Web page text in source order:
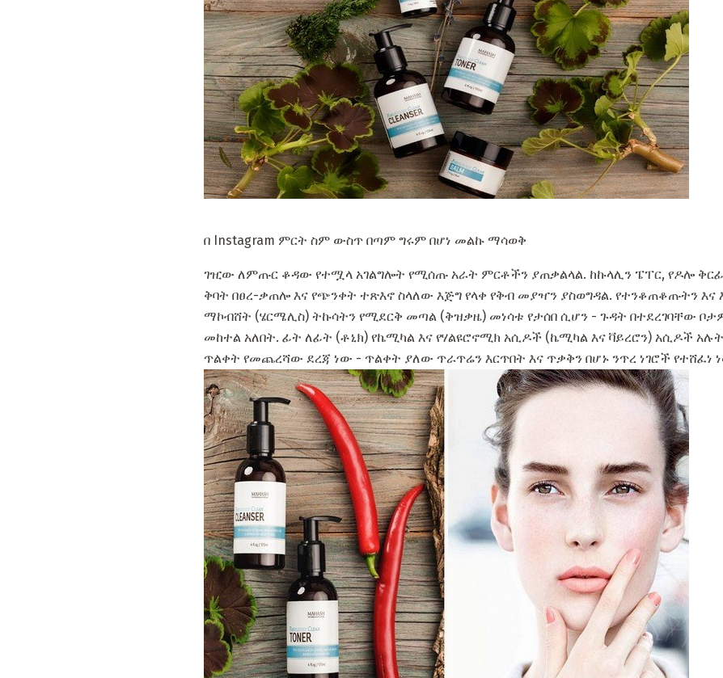
በ Instagram ምርት ስም ውስጥ በጣም ግሩም በሆነ መልኩ ማሳወቅ
ገዢው ለምጡር ቆዳው የተሟላ አገልግሎት የሚሰጡ አራት ምርቶችን ያጠቃልላል. ከኩላሊን ፔፐር, የዶሎ
ቅባት በፀረ-ቃጠሎ እና የጭንቀት ተጽእኖ ስላለው እጅግ የላቀ የቅብ መያዣን ያስወግዳል. የተንቆጠቆጡትን
ማኮብሸት (ሄርሜሊስ) ትኩሳትን የሚደርቅ መጣል (ቅዝቃዜ) መነሳቱ የታሰበ ሲሆን - ጉዳት በተደረገባቸው
መከተል አለበት. ፊት ለፊት (ቶኒክ) የኬሚካል እና የሃልዩሮኖሚክ አሲዶች (ኬሚካል እና ቫይረሮን) አሲዶች
ጥልቀት የመጨረሻው ደረጃ ነው - ጥልቀት ያለው ጥራጥሬን እርጥበት እና ጥቃቅን በሆኑ ንጥረ ነገሮች የተሸፈነ